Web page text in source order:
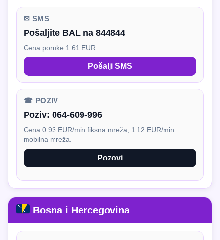
✉ SMS
Pošaljite BAL na 844844
Cena poruke 1.61 EUR
Pošalji SMS
☎ POZIV
Poziv: 064-609-996
Cena 0.93 EUR/min fiksna mreža, 1.12 EUR/min
mobilna mreža.
Pozovi
Bosna i Hercegovina